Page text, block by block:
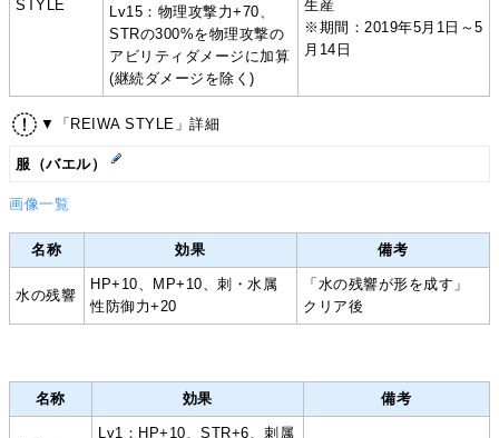
STYLE
生産
※期間：2019年5月1日～5
月14日
Lv15：物理攻撃力+70、
STRの300%を物理攻撃の
アビリティダメージに加算
(継続ダメージを除く)
▼「REIWA STYLE」詳細
服（バエル）
画像一覧
名称 効果 備考
水の残響
HP+10、MP+10、刺・水属
性防御力+20
「水の残響が形を成す」
クリア後
名称 効果 備考
Lv1：HP+10、STR+6、刺属